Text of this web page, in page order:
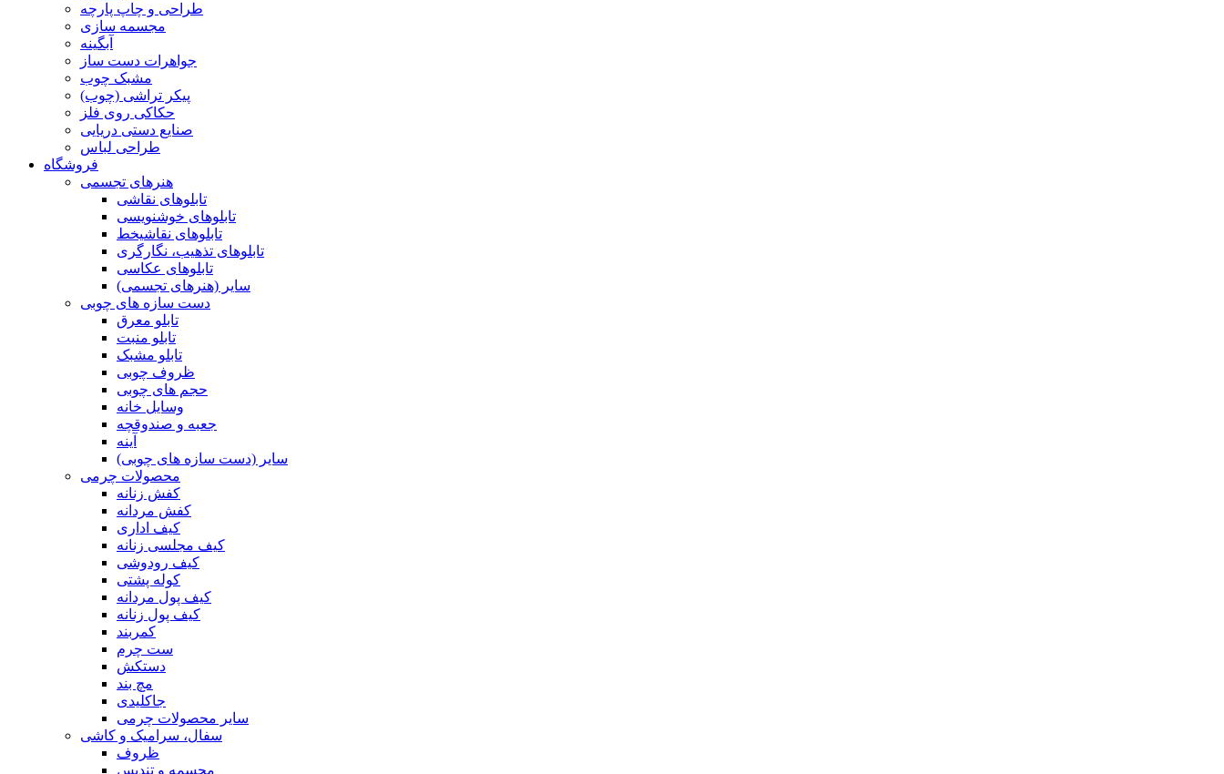
طراحی و چاپ پارچه
مجسمه سازی
آبگینه
جواهرات دست ساز
مشبک چوب
پیکر تراشی (چوب)
حکاکی روی فلز
صنایع دستی دریایی
طراحی لباس
فروشگاه
هنرهای تجسمی
تابلوهای نقاشی
تابلوهای خوشنویسی
تابلوهای نقاشیخط
تابلوهای تذهیب، نگارگری
تابلوهای عکاسی
سایر (هنرهای تجسمی)
دست سازه های چوبی
تابلو معرق
تابلو منبت
تابلو مشبک
ظروف چوبی
حجم های چوبی
وسایل خانه
جعبه و صندوقچه
آینه
سایر (دست سازه های چوبی)
محصولات چرمی
کفش زنانه
کفش مردانه
کیف اداری
کیف مجلسی زنانه
کیف رودوشی
کوله پشتی
کیف پول مردانه
کیف پول زنانه
کمربند
ست چرم
دستکش
مچ بند
جاکلیدی
سایر محصولات چرمی
سفال، سرامیک و کاشی
ظروف
مجسمه و تندیس